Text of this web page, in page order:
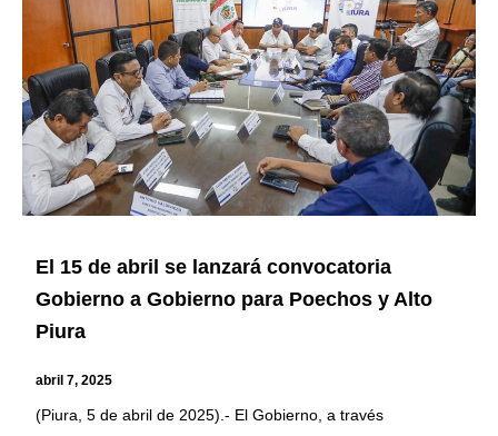
El 15 de abril se lanzará convocatoria
Gobierno a Gobierno para Poechos y Alto
Piura
abril 7, 2025
(Piura, 5 de abril de 2025).- El Gobierno, a través